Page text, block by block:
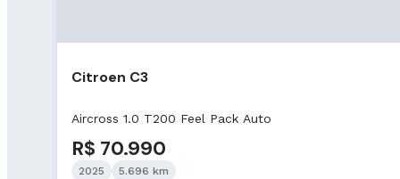
Citroen C3
Aircross 1.0 T200 Feel Pack Auto
R$ 70.990
2025
5.696 km